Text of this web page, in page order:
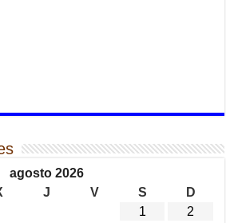
agosto 2026
J V S
D
1
2